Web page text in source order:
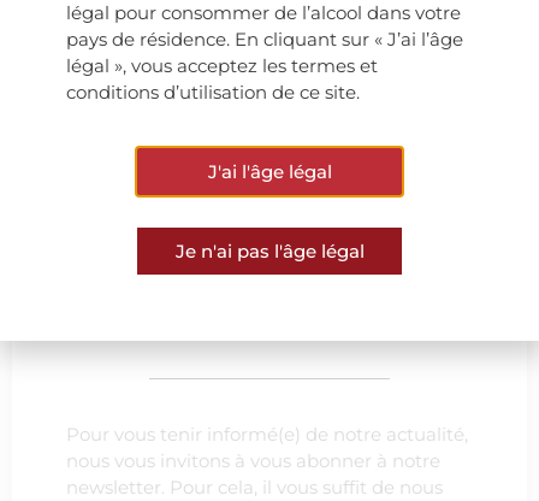
VOIR TOUTES LES ACTUS
Ne manquez rien de
Pour vous tenir informé(e) de notre actualité,
nous vous invitons à vous abonner à notre
newsletter. Pour cela, il vous suffit de nous
légal pour consommer de l’alcool dans votre
pays de résidence. En cliquant sur « J’ai l’âge
légal », vous acceptez les termes et
conditions d’utilisation de ce site.
J'ai l'âge légal
Je n'ai pas l'âge légal